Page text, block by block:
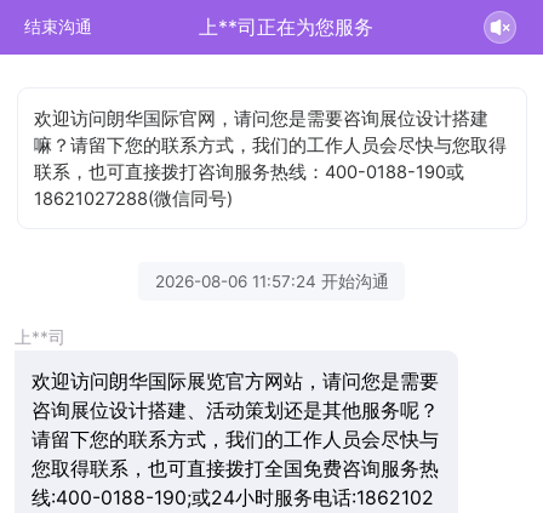
结束沟通 上**司正在为您服务
欢迎访问朗华国际官网，请问您是需要咨询展位设计搭建
嘛？请留下您的联系方式，我们的工作人员会尽快与您取得
联系，也可直接拨打咨询服务热线：400-0188-190或
18621027288(微信同号)
2026-08-06 11:57:24 开始沟通
上**司
欢迎访问朗华国际展览官方网站，请问您是需要
咨询展位设计搭建、活动策划还是其他服务呢？
请留下您的联系方式，我们的工作人员会尽快与
您取得联系，也可直接拨打全国免费咨询服务热
线:400-0188-190;或24小时服务电话:1862102